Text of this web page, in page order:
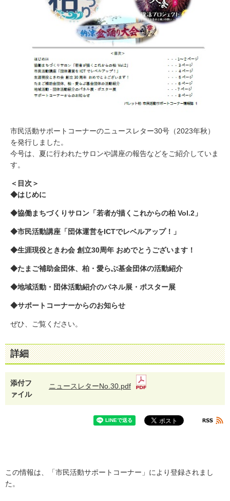
市民活動サポートコーナーのニュースレター30号（2023年秋）
を発行しました。
今号は、夏に行われたサロンや講座の報告などをご紹介していま
す。
＜目次＞
◆はじめに
◆協働まちづくりサロン「若者が描くこれからの柏 Vol.2」
◆市民活動講座「団体運営をICTでレベルアップ！」
◆生涯現役ときわ会 創立30周年 おめでとうございます！
◆たまご補助金団体、柏・愛らぶ基金団体の活動紹介
◆地域活動・団体活動紹介のパネル展・ポスター展
◆サポートコーナーからのお知らせ
ぜひ、ご覧ください。
詳細
添付フ
ァイル
ニュースレターNo.30.pdf
この情報は、「市民活動サポートコーナー」により登録されまし
た。